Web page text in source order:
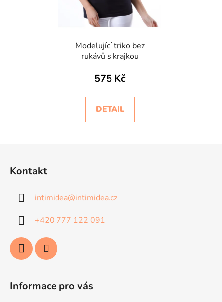
Modelující triko bez
rukávů s krajkou
575 Kč
DETAIL
Kontakt
intimidea@intimidea.cz
+420 777 122 091
Informace pro vás